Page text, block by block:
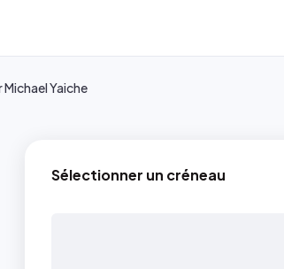
Michael Yaiche
Sélectionner un créneau